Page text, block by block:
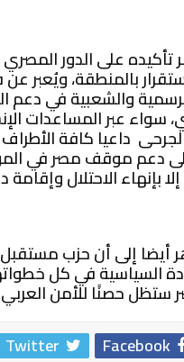
على الدور المصري
بالمنطقة، ويُعبر
والشعبية في دعم
سواء عبر المساعدات
داعيا كافة الأطراف
دعم موقف مصر في
بإنهاء الاحتلال
أيضا إلى أن حزب
السياسية في كل
حصنًا للأمن
Facebook
Twitter